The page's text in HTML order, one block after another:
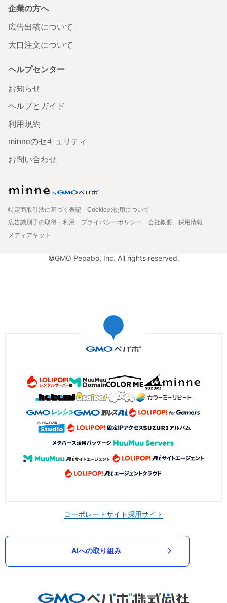
企業の方へ
広告出稿について
大口注文について
ヘルプセンター
お知らせ
ヘルプとガイド
利用規約
minneのセキュリティ
お問い合わせ
特定商取引法に基づく表記
Cookieの使用について
広告識別子の取得・利用
プライバシーポリシー 会社概要
採用情報
メディアキット
©GMO Pepabo, Inc. All rights reserved.
コーポレートサイト採用サイト
AIへの取り組み